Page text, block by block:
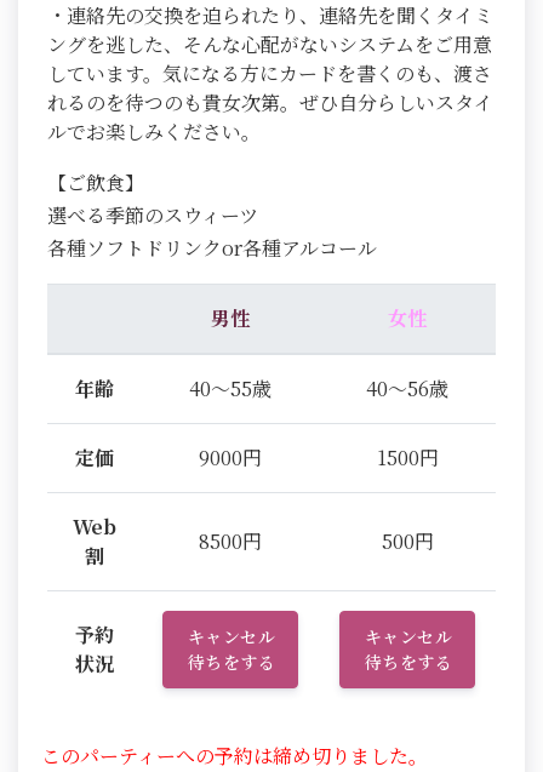
・連絡先の交換を迫られたり、連絡先を聞くタイミ
ングを逃した、そんな心配がないシステムをご用意
しています。気になる方にカードを書くのも、渡さ
れるのを待つのも貴女次第。ぜひ自分らしいスタイ
ルでお楽しみください。
【ご飲食】
選べる季節のスウィーツ
各種ソフトドリンクor各種アルコール
男性 女性
年齢 40～55歳 40～56歳
定価 9000円 1500円
Web
割
8500円 500円
予約
状況
キャンセル
待ちをする
キャンセル
待ちをする
このパーティーへの予約は締め切りました。